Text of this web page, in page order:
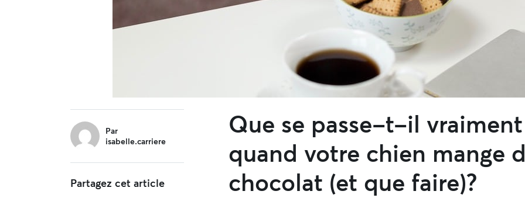
Que se passe-t-il vraiment
quand votre chien mange
chocolat (et que faire)?
sidebar
Par
isabelle.carriere
Partagez cet article